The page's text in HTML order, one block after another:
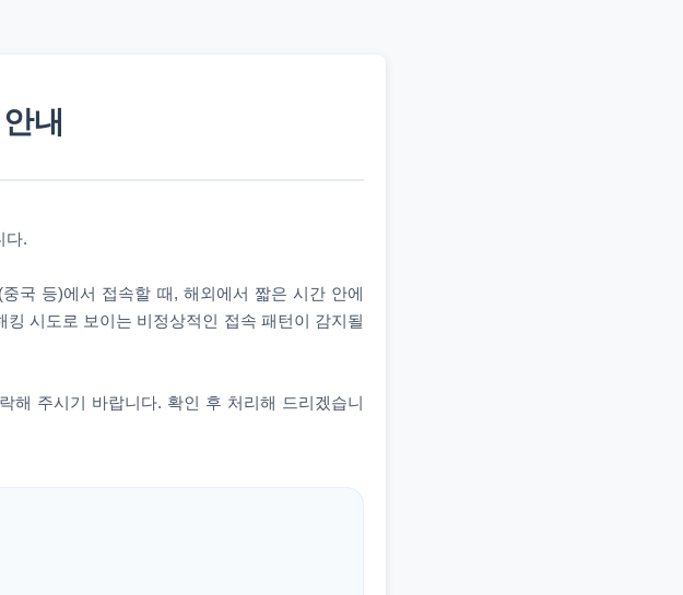
내
다.
국 등)에서 접속할 때, 해외에서 짧은 시간 안에
시도로 보이는 비정상적인 접속 패턴이 감지될
해 주시기 바랍니다. 확인 후 처리해 드리겠습니